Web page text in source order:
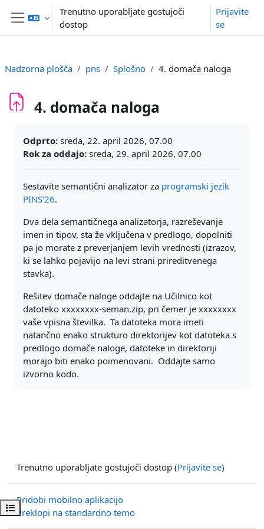
Preskoči na glavno vsebino
Stransko polje
Trenutno uporabljate gostujoči
dostop
Prijavite
se
Odpri kazalo predmeta
Nadzorna plošča pns Splošno 4. domača naloga
4. domača naloga
Odprto: sreda, 22. april 2026, 07.00
Rok za oddajo: sreda, 29. april 2026, 07.00
Sestavite semantični analizator za programski jezik
PINS'26.
Dva dela semantičnega analizatorja, razreševanje
imen in tipov, sta že vključena v predlogo, dopolniti
pa jo morate z preverjanjem levih vrednosti (izrazov,
ki se lahko pojavijo na levi strani prireditvenega
stavka).
Rešitev domače naloge oddajte na Učilnico kot
datoteko xxxxxxxx-seman.zip, pri čemer je xxxxxxxx
vaše vpisna številka. Ta datoteka mora imeti
natančno enako strukturo direktorijev kot datoteka s
predlogo domače naloge, datoteke in direktoriji
morajo biti enako poimenovani. Oddajte samo
izvorno kodo.
Trenutno uporabljate gostujoči dostop (Prijavite se)
Pridobi mobilno aplikacijo
Preklopi na standardno temo